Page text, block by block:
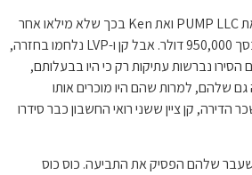
לפיכך, בעל הבית האשים את PUMP LLC ואת Ken בכך שלא מילאו אחר
תנאי ההסכם, וביקש פיצוי בסך 950,000 דולר. אבל קן ו-LVP נלחמו בחזרה,
נברשות עתיקות רק כי היו בבעלותם,
גם שלהם, למרות שהם היו מוכרים אותו
הדירה, קן ציין ששני רואי החשבון כבר סידרו
שלהם הפסיק את התביעה. כוס כוס